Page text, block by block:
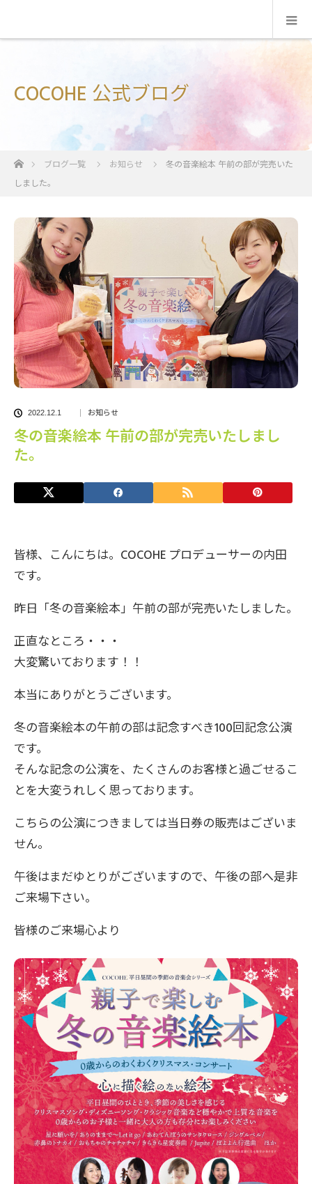
COCOHE 公式ブログ
ホームブログ一覧 お知らせ
冬の音楽絵本 午前の部が完売いた
しました。
2022.12.1 お知らせ
冬の音楽絵本 午前の部が完売いたしまし
た。
皆様、こんにちは。COCOHE プロデューサーの内田
です。
昨日「冬の音楽絵本」午前の部が完売いたしました。
正直なところ・・・
大変驚いております！！
本当にありがとうございます。
冬の音楽絵本の午前の部は記念すべき100回記念公演
です。
そんな記念の公演を、たくさんのお客様と過ごせるこ
とを大変うれしく思っております。
こちらの公演につきましては当日券の販売はございま
せん。
午後はまだゆとりがございますので、午後の部へ是非
ご来場下さい。
皆様のご来場心より